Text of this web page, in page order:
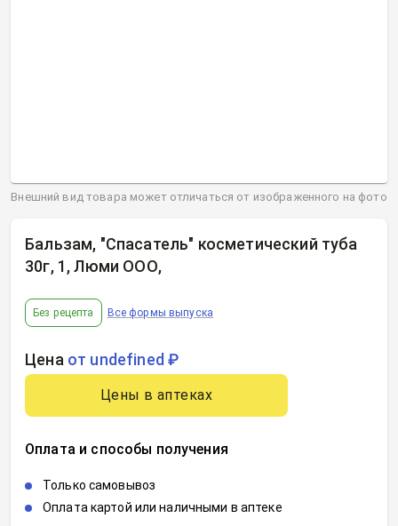
Бальзам, "Спасатель" косметический туба
30г, 1, Люми ООО,
Без рецепта Все формы выпуска
Цена от undefined ₽
Цены в аптеках
Оплата и способы получения
Только самовывоз
Оплата картой или наличными в аптеке
Внешний вид товара может отличаться от изображенного на фото